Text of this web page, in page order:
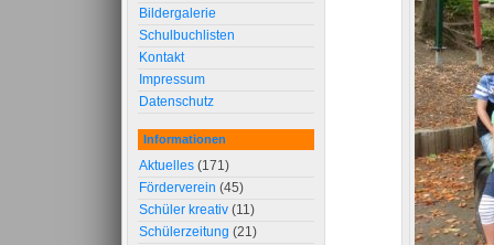
Bildergalerie
Schulbuchlisten
Kontakt
Impressum
Datenschutz
Informationen
Aktuelles (171)
Förderverein (45)
Schüler kreativ (11)
Schülerzeitung (21)